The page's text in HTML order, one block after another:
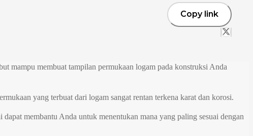
Copy link
mampu membuat tampilan permukaan logam pada konstruksi Anda
yang terbuat dari logam sangat rentan terkena karat dan korosi.
membantu Anda untuk menentukan mana yang paling sesuai dengan